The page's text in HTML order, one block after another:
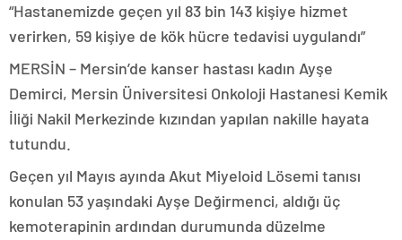
“Hastanemizde geçen yıl 83 bin 143 kişiye hizmet
verirken, 59 kişiye de kök hücre tedavisi uygulandı”
MERSİN – Mersin’de kanser hastası kadın Ayşe
Demirci, Mersin Üniversitesi Onkoloji Hastanesi Kemik
İliği Nakil Merkezinde kızından yapılan nakille hayata
tutundu.
Geçen yıl Mayıs ayında Akut Miyeloid Lösemi tanısı
konulan 53 yaşındaki Ayşe Değirmenci, aldığı üç
kemoterapinin ardından durumunda düzelme